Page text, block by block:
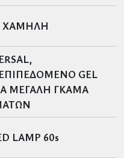
ΧΑΜΗΛΗ
GEL
ΜΕΓΑΛΗ ΓΚΑΜΑ
LAMP 60s